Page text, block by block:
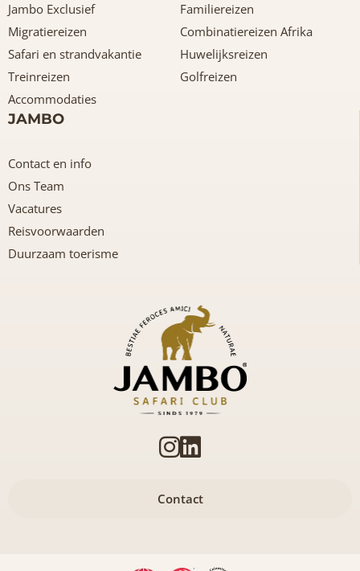
Jambo Exclusief
Familiereizen
Migratiereizen
Combinatiereizen Afrika
Safari en strandvakantie
Huwelijksreizen
Treinreizen
Golfreizen
Accommodaties
JAMBO
Contact en info
Ons Team
Vacatures
Reisvoorwaarden
Duurzaam toerisme
Contact